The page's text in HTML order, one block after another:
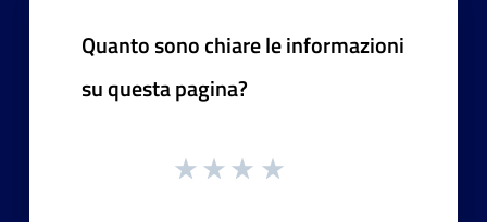
Quanto sono chiare le informazioni
su questa pagina?